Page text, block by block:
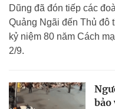
Dũng đã đón tiếp các
Quảng Ngãi đến Thủ đô
kỷ niệm 80 năm Cách
2/9.
bảo